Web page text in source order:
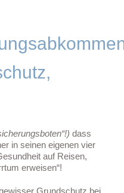
dass
in seinen eigenen vier
auf Reisen,
erweisen“!